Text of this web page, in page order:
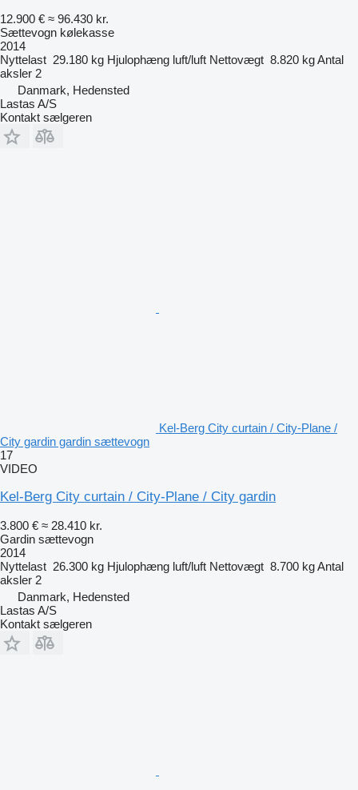
12.900 € ≈ 96.430 kr.
Sættevogn kølekasse
2014
Nyttelast 29.180 kg Hjulophæng luft/luft Nettovægt 8.820 kgAntal
aksler 2
Danmark, Hedensted
Lastas A/S
Kontakt sælgeren
Kel-Berg City curtain / City-Plane /
City gardin gardin sættevogn
17
VIDEO
Kel-Berg City curtain / City-Plane / City gardin
3.800 € ≈ 28.410 kr.
Gardin sættevogn
2014
Nyttelast 26.300 kg Hjulophæng luft/luft Nettovægt 8.700 kgAntal
aksler 2
Danmark, Hedensted
Lastas A/S
Kontakt sælgeren